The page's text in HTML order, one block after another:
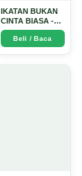
IKATAN BUKAN
CINTA BIASA -
Arda Dinata
Beli / Baca